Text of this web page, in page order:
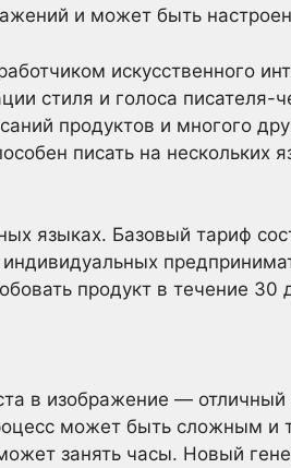
и может быть
искусственного
стиля и голоса писателя-
продуктов и многого
писать на нескольких
языках. Базовый тариф
продукт в течение 30
в изображение —
может быть сложным и
занять часы. Новый